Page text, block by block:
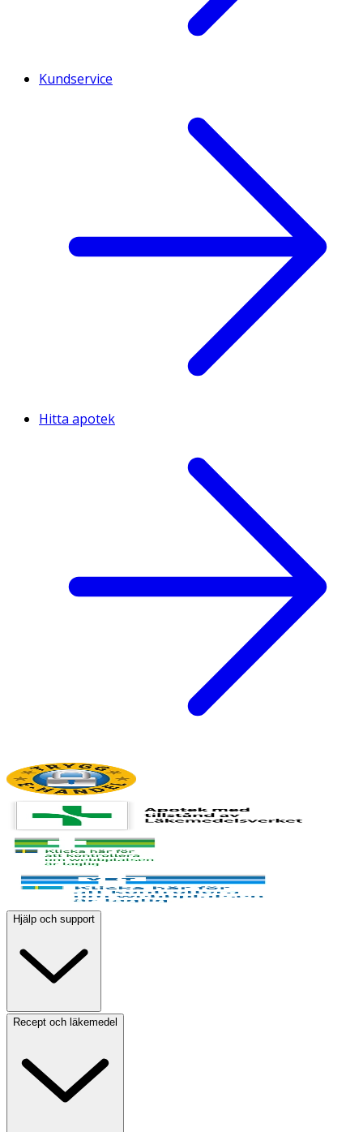
Kundservice
Hitta apotek
Hjälp och support
Recept och läkemedel